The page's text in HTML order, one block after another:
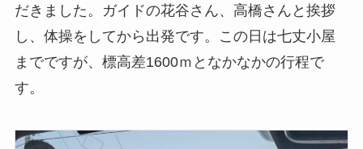
だきました。ガイドの花谷さん、高橋さんと挨拶
し、体操をしてから出発です。この日は七丈小屋
までですが、標高差1600ｍとなかなかの行程で
す。